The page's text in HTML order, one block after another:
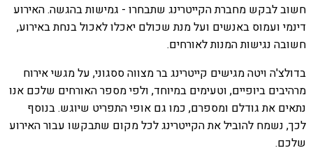
חשוב לבקש מחברת הקייטרינג שתבחרו - גמישות בהגשה. האירוע
דינמי ועמוס באנשים ועל מנת שכולם יאכלו לאכול בנחת באירוע,
חשובה נגישות המנות לאורחים.
בדולצ'ה ויטה מגישים קייטרינג בר מצווה ססגוני, על מגשי אירוח
מרהיבים ביופיים, וטעימים במיוחד, ולפי מספר האורחים שלכם אנו
נתאים את גודלם ומספרם, כמו גם אופי התפריט שיוגש. בנוסף
לכך, נשמח להוביל את הקייטרינג לכל מקום שתבקשו עבור האירוע
שלכם.